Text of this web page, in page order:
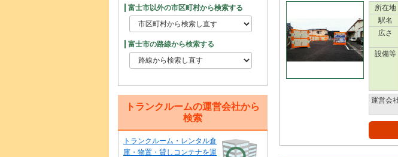
所在地
駅名
広さ
設備等
運営会
富士市以外の市区町村から検索する
富士市の路線から検索する
トランクルームの運営会社から
検索
トランクルーム・レンタル倉
庫・物置・貸しコンテナを運